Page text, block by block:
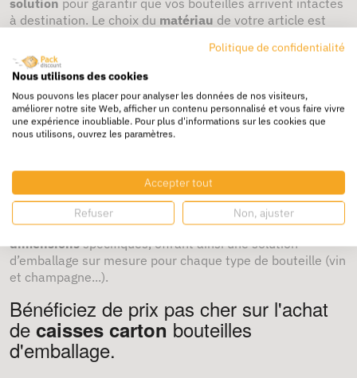
à destination. Le choix du matériau de votre article est
produits.
Quels types de bouteilles peuvent
être emballés ?
Nos cartons pour bouteilles pour commerçants ou
types de bouteilles, y compris lesbouteilles de vin, les
bouteilles en verre, lesbouteilles de champagne, les
et même la
. Chaque type de produit peut
être emballé en fonction de sonformat, hauteur et de ses
dimensionsspécifiques, offrant ainsi une solution
d’emballage sur mesure pour chaque type de bouteille (vin
et champagne...).
Bénéficiez de prix pas cher sur l'achat
de caisses carton bouteilles
d'emballage.
Politique de confidentialité
Nous utilisons des cookies
Nous pouvons les placer pour analyser les données de nos visiteurs,
améliorer notre site Web, afficher un contenu personnalisé et vous faire vivre
une expérience inoubliable. Pour plus d'informations sur les cookies que
nous utilisons, ouvrez les paramètres.
Accepter tout
Refuser Non, ajuster